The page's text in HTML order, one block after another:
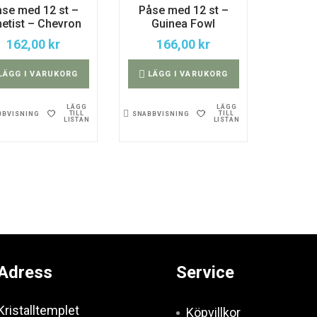
med 12 st –
– Chevron
162,00 kr
LÄGG I VARUKORG
LÄGG
TILL
LISTAN
Påse med 12 st –
Guinea Fowl
166,00 kr
LÄGG I VARUKORG
SNABBVISNING
LÄGG
TILL
LISTAN
Service
Köpvillkor